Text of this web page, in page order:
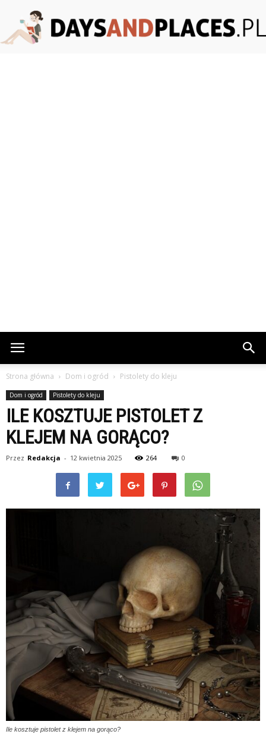
Strona główna Dom i ogród Pistolety do kleju
Dom i ogród Pistolety do kleju
ILE KOSZTUJE PISTOLET Z
KLEJEM NA GORĄCO?
Przez Redakcja - 12 kwietnia 2025 264 0
Ile kosztuje pistolet z klejem na gorąco?